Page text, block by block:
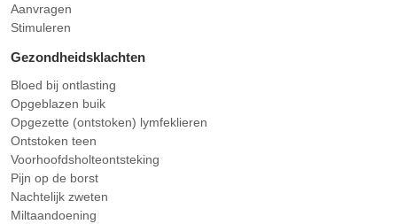
Aanvragen
Stimuleren
Gezondheidsklachten
Bloed bij ontlasting
Opgeblazen buik
Opgezette (ontstoken) lymfeklieren
Ontstoken teen
Voorhoofdsholteontsteking
Pijn op de borst
Nachtelijk zweten
Miltaandoening